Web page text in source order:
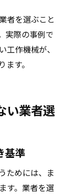
者を選ぶこと
実際の事例で
工作機械が、
す。
い業者選
基準
ためには、ま
す。業者を選